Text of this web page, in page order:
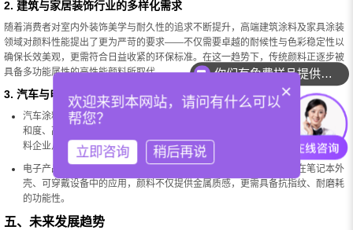
2. 建筑与家居装饰行业的多样化需求
随着消费者对室内外装饰美学与耐久性的追求不断提升，高端建筑涂料及家具涂装
领域对颜料性能提出了更为严苛的要求——不仅需要卓越的耐候性与色彩稳定性以
确保长效美观，更需符合日益收紧的环保标准。在这一趋势下，传统颜料正逐步被
具备多功能属性的高性能颜料所取代。
3. 汽车与电子行业拉动增长
汽车涂料：随着新能源车渗透率提升，色彩营销成为品牌差异化利器。高色饱
和度、高彩度效应颜料（如幻彩珠光、纳米级铝粉）配合耐候性要求，推动颜
料企业从“卖产品”向“提供色彩趋势解决方案”转型。
电子产品：轻薄化、高精度设计推动金属
、高遮盖性颜料在笔记本外
壳、可穿戴设备中的应用，颜料不仅提供金属质感，更需具备抗指纹、耐磨耗
的功能性。
五、未来发展趋势
你们有免费样品提供吗？
×
欢迎来到本网站，请问有什么可以
帮您？
立即咨询 稍后再说